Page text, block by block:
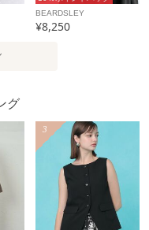
BEARDSLEY
¥8,250
グ
3